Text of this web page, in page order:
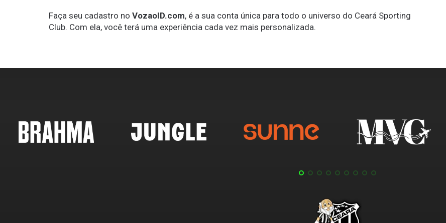
Faça seu cadastro no VozaoID.com, é a sua conta única para todo o universo do Ceará Sporting
Club. Com ela, você terá uma experiência cada vez mais personalizada.